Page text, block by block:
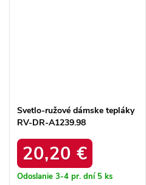
Svetlo-ružové dámske tepláky
RV-DR-A1239.98
20,20 €
Odoslanie 3-4 pr. dní 5 ks